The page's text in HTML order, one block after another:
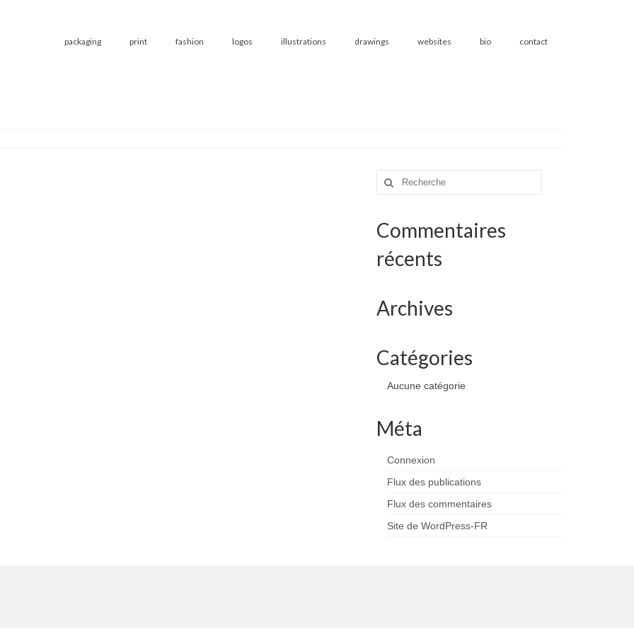
packaging print fashion logos illustrations drawings websites bio contact
Rechercher
Commentaires
récents
Archives
Catégories
Aucune catégorie
Méta
Connexion
Flux des publications
Flux des commentaires
Site de WordPress-FR